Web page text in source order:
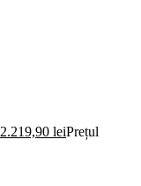
2.219,90 leiPrețul